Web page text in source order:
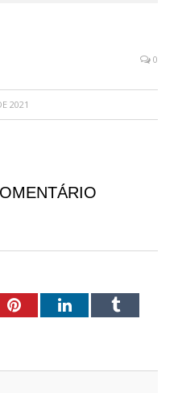
0
2021
PinterestLinkedInTumblr